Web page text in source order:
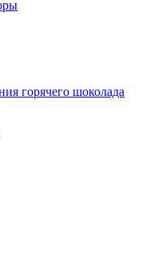
горячего шоколада